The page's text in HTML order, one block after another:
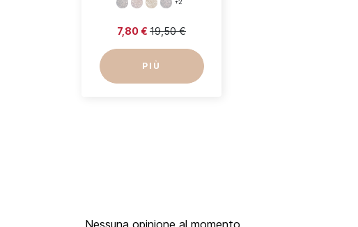
+2
7,80 € 19,50 €
PIÙ
Nessuna opinione al momento